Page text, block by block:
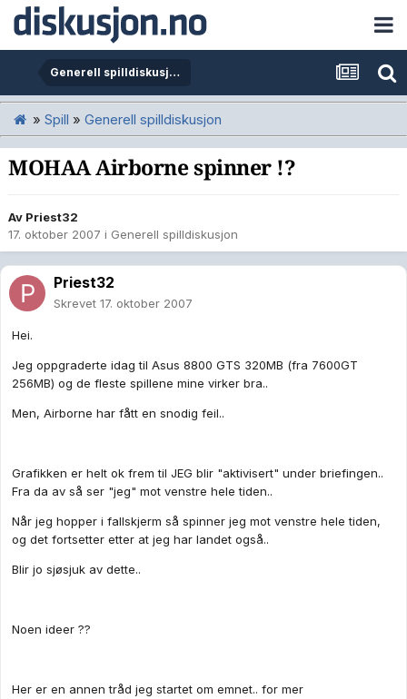
Generell spilldiskusjon
» Spill » Generell spilldiskusjon
MOHAA Airborne spinner !?
Av Priest32
17. oktober 2007 i Generell spilldiskusjon
Priest32
Skrevet 17. oktober 2007
Hei.
Jeg oppgraderte idag til Asus 8800 GTS 320MB (fra 7600GT
256MB) og de fleste spillene mine virker bra..
Men, Airborne har fått en snodig feil..
Grafikken er helt ok frem til JEG blir "aktivisert" under briefingen..
Fra da av så ser "jeg" mot venstre hele tiden..
Når jeg hopper i fallskjerm så spinner jeg mot venstre hele tiden,
og det fortsetter etter at jeg har landet også..
Blir jo sjøsjuk av dette..
Noen ideer ??
Her er en annen tråd jeg startet om emnet.. for mer